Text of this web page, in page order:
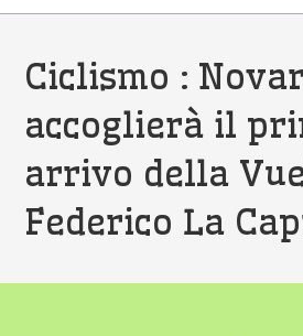
Ciclismo :
accoglierà il
arrivo della
Federico La